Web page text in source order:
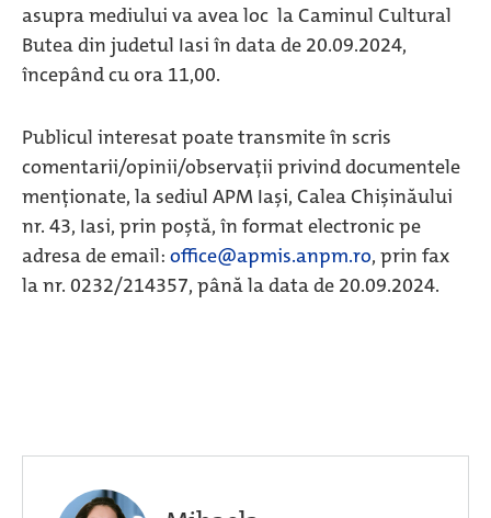
asupra mediului va avea loc la Caminul Cultural
Butea din judetul Iasi în data de 20.09.2024,
începând cu ora 11,00.
Publicul interesat poate transmite în scris
comentarii/opinii/observaţii privind documentele
menţionate, la sediul APM Iași, Calea Chișinăului
nr. 43, Iasi, prin poștă, în format electronic pe
adresa de email: office@apmis.anpm.ro, prin fax
la nr. 0232/214357, până la data de 20.09.2024.